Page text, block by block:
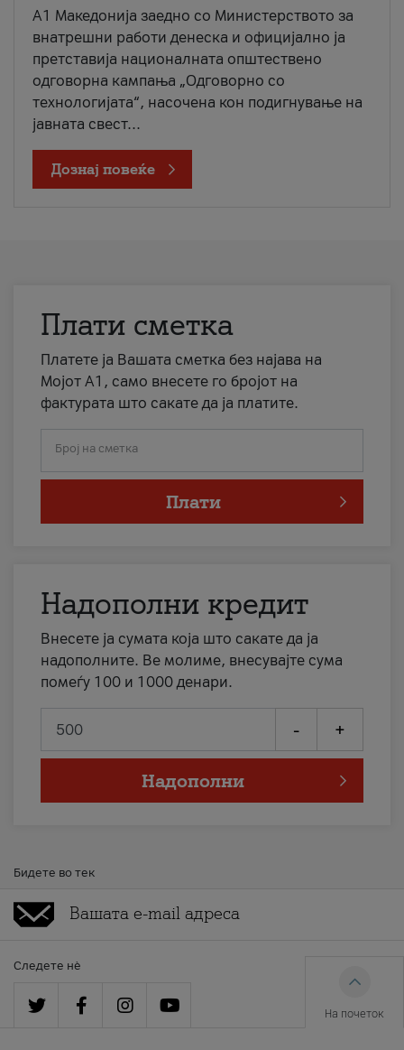
A1 Македонија заедно со Министерството за
внатрешни работи денеска и официјално ја
претставија националната општествено
одговорна кампања „Одговорно со
технологијата“, насочена кон подигнување на
јавната свест...
Дознај повеќе
Плати сметка
Платете ја Вашата сметка без најава на
Мојот А1, само внесете го бројот на
фактурата што сакате да ја платите.
Број на сметка
Плати
Надополни кредит
Внесете ја сумата која што сакате да ја
надополните. Ве молиме, внесувајте сума
помеѓу 100 и 1000 денари.
- +
Надополни
Бидете во тек
Следете нè
На почеток